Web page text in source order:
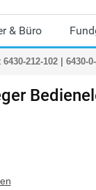
& Büro
212-102 | 6430-